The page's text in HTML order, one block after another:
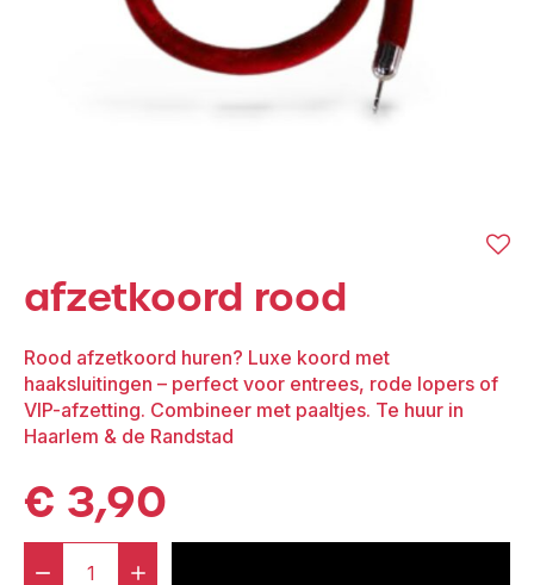
afzetkoord rood
Rood afzetkoord huren? Luxe koord met
haaksluitingen – perfect voor entrees, rode lopers of
VIP-afzetting. Combineer met paaltjes. Te huur in
Haarlem & de Randstad
€ 3,90
- +